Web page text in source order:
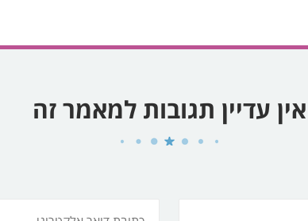
אין עדיין תגובות למאמר זה